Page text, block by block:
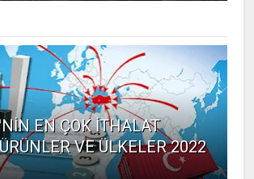
EN ÇOK İTHALAT
VE ÜLKELER 2022